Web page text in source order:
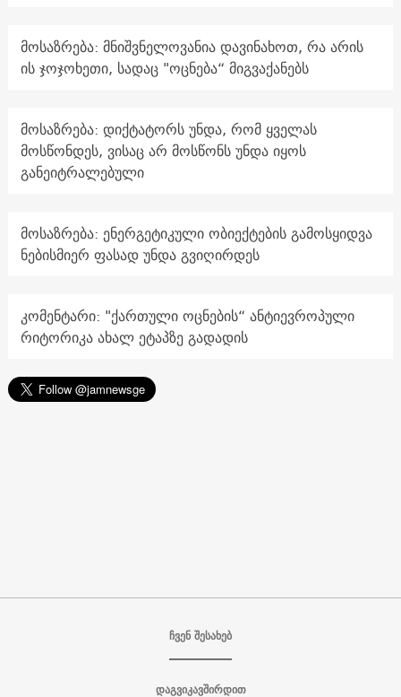
მოსაზრება: მნიშვნელოვანია დავინახოთ, რა არის
ის ჯოჯოხეთი, სადაც "ოცნება“ მიგვაქანებს
მოსაზრება: დიქტატორს უნდა, რომ ყველას
მოსწონდეს, ვისაც არ მოსწონს უნდა იყოს
განეიტრალებული
მოსაზრება: ენერგეტიკული ობიექტების გამოსყიდვა
ნებისმიერ ფასად უნდა გვიღირდეს
კომენტარი: "ქართული ოცნების“ ანტიევროპული
რიტორიკა ახალ ეტაპზე გადადის
ჩვენ შესახებ
დაგვიკავშირდით